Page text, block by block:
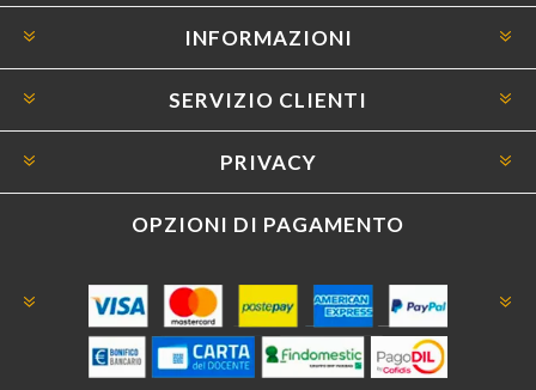
INFORMAZIONI
SERVIZIO CLIENTI
PRIVACY
OPZIONI DI PAGAMENTO